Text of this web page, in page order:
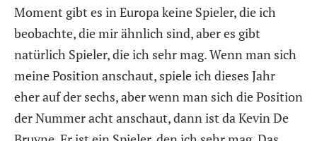
Moment gibt es in Europa keine Spieler, die ich
beobachte, die mir ähnlich sind, aber es gibt
natürlich Spieler, die ich sehr mag. Wenn man sich
meine Position anschaut, spiele ich dieses Jahr
eher auf der sechs, aber wenn man sich die Position
der Nummer acht anschaut, dann ist da Kevin De